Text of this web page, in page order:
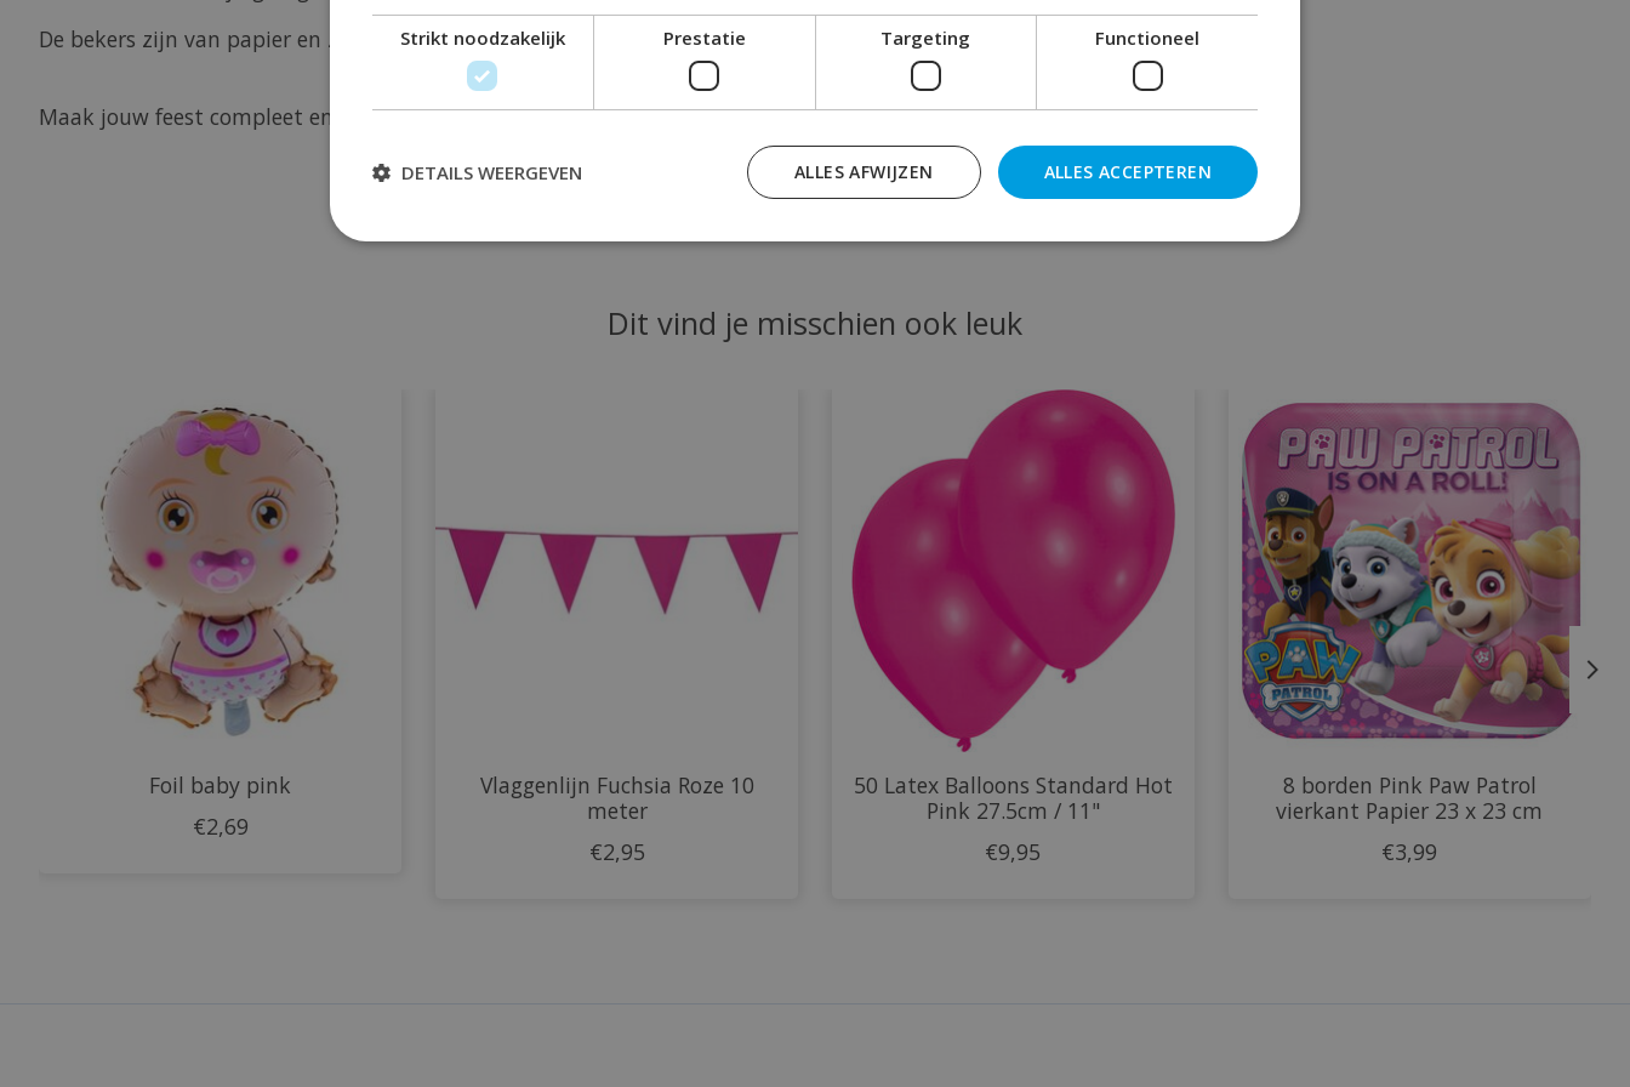
De bekers zijn van papier en zijn verpakt per 8 stuks.
Maak jouw feest compleet en bestel vandaag nog deze roze bekers bij Rainbow Feestshop!
Dit vind je misschien ook leuk
Items van productcarrousel
Foil baby pink
€2,69
Vlaggenlijn Fuchsia Roze 10
meter
€2,95
50 Latex Balloons Standard Hot
Pink 27.5cm / 11"
€9,95
8 borden Pink Paw Patrol
vierkant Papier 23 x 23 cm
€3,99
Strikt noodzakelijk Prestatie Targeting Functioneel
ALLES ACCEPTEREN
ALLES AFWIJZEN
DETAILS WEERGEVEN